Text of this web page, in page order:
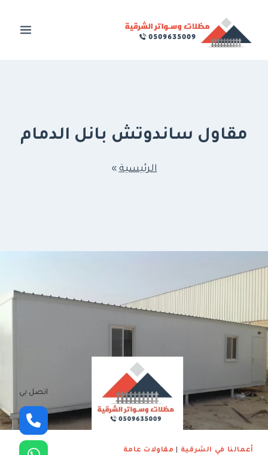
المحتوى
مقاول ساندوتش بانل الدمام
الرئيسية »
أعمالنا في الشرقية مقاولات عامة
اتصل بي